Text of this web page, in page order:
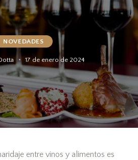
NOVEDADES
17 de enero de 2024
entre vinos y alimentos es